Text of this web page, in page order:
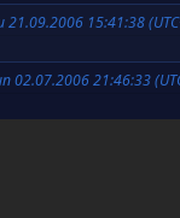
15:41:38
02.07.2006 21:46:33